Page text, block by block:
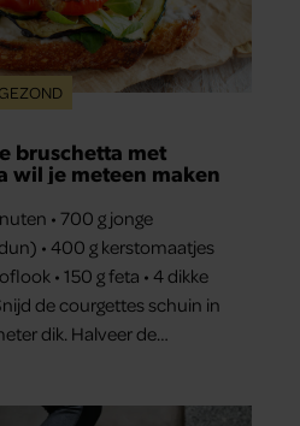
GEZOND
bruschetta met
wil je meteen maken
• 700 g jonge
• 400 g kerstomaatjes
• 150 g feta • 4 dikke
de courgettes schuin in
dik. Halveer de